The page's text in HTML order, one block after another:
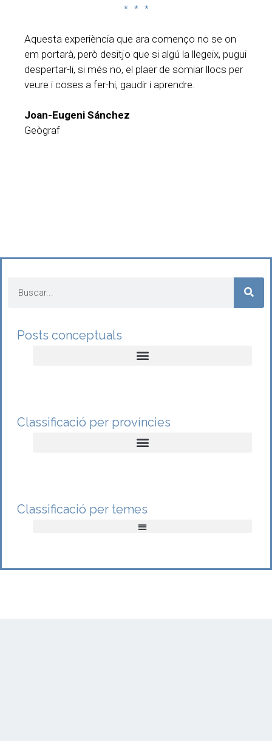
* * *
Aquesta experiència que ara començo no se on
em portarà, però desitjo que si algú la llegeix, pugui
despertar-li, si més no, el plaer de somiar llocs per
veure i coses a fer-hi, gaudir i aprendre.
Joan-Eugeni Sánchez
Geògraf
Posts conceptuals
Classificació per províncies
Classificació per temes